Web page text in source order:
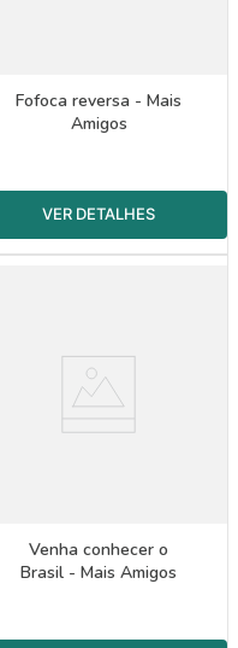
Fofoca reversa - Mais
Amigos
Venha conhecer o
Brasil - Mais Amigos